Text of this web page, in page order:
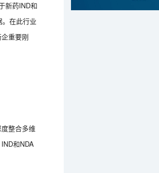
新药IND和
在此行业
重要刚
整合多维
和NDA